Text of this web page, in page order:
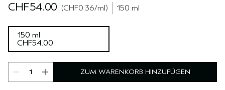
CHF54.00 CHF0.36/ml 150 ml
150 ml
CHF54.00
ZUM WARENKORB HINZUFÜGEN